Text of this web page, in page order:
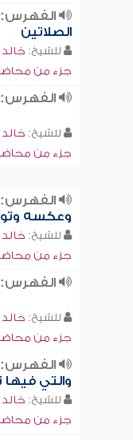
الصلاتين
للشيخ:
جزء من محاضرة
للشيخ:
جزء من محاضرة
وعكسه
للشيخ:
جزء من
للشيخ:
جزء من
والتي
للشيخ:
جزء من